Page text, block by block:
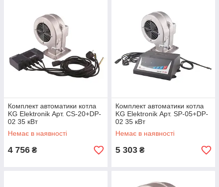
Комплект автоматики котла
KG Elektronik Арт. CS-20+DP-
02 35 кВт
Немає в наявності
4 756 ₴
Комплект автоматики котла
KG Elektronik Арт. SP-05+DP-
02 35 кВт
Немає в наявності
5 303 ₴